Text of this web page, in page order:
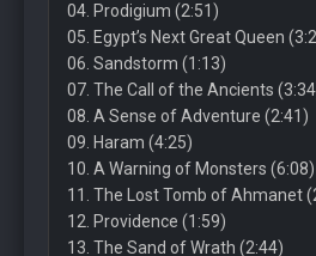
04. Prodigium (2:51)
05. Egypt’s Next Great Queen
06. Sandstorm (1:13)
07. The Call of the Ancients
08. A Sense of Adventure (2:41)
09. Haram (4:25)
10. A Warning of Monsters (6:08)
11. The Lost Tomb of Ahmanet
12. Providence (1:59)
13. The Sand of Wrath (2:44)